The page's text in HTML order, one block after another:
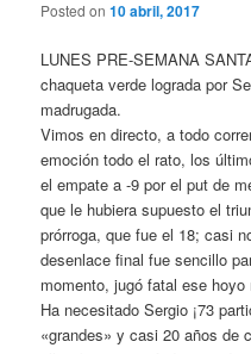
Posted on10 abril, 2017
LUNES PRE-SEMANA
chaqueta verde lograda por
madrugada.
Vimos en directo, a todo
emoción todo el rato, los
el empate a -9 por el put de
que le hubiera supuesto el
prórroga, que fue el 18; casi
desenlace final fue sencillo
momento, jugó fatal ese
Ha necesitado Sergio ¡73
«grandes» y casi 20 años de